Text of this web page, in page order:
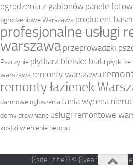
ogrodzenia z gabionów panele
ogrodzeniowe Warszawa producent
profesjonalne usługi
warszawa przeprowadzki
Pszczynie płytkarz bielsko biała płytki
warszawa remonty warszawa
remonty łazienek
darmowe ogłoszeniatania wycena
domy drewniane usługi remontowe
kostki wiercenie betonu
{{site_title}} © {{year}}.